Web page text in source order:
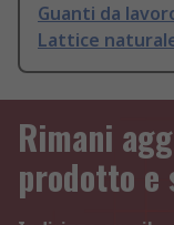
Guanti da
Lattice
Rimani
prodotto e